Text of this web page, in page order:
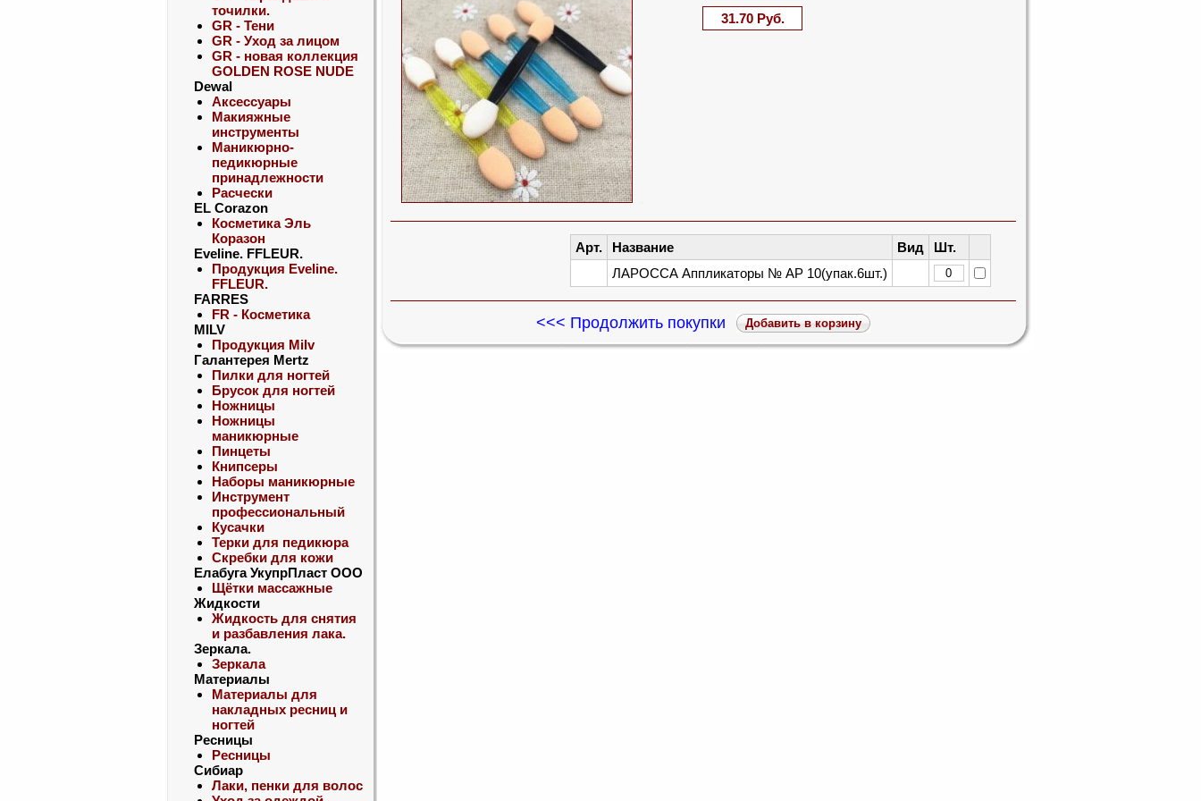
точилки.
GR - Тени
GR - Уход за лицом
GR - новая коллекция
GOLDEN ROSE NUDE
Dewal
Аксессуары
Макияжные
инструменты
Маникюрно-
педикюрные
принадлежности
Расчески
EL Corazon
Косметика Эль
Коразон
Eveline. FFLEUR.
Продукция Eveline.
FFLEUR.
FARRES
FR - Косметика
MILV
Продукция Milv
Галантерея Mertz
Пилки для ногтей
Брусок для ногтей
Ножницы
Ножницы
маникюрные
Пинцеты
Книпсеры
Наборы маникюрные
Инструмент
профессиональный
Кусачки
Терки для педикюра
Скребки для кожи
Елабуга УкупрПласт ООО
Щётки массажные
Жидкости
Жидкость для снятия
и разбавления лака.
Зеркала.
Зеркала
Материалы
Материалы для
накладных ресниц и
ногтей
Ресницы
Ресницы
Сибиар
Лаки, пенки для волос
31.70 Руб.
Арт. Название Вид
Шт.
ЛАРОССА Аппликаторы № АР 10(упак.6шт.)
<<< Продолжить покупки